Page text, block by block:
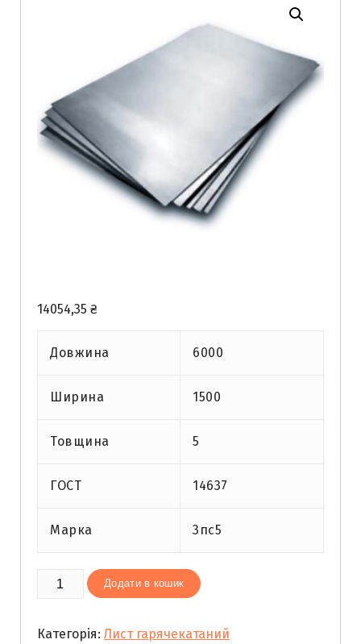
14054,35 ₴
Довжина 6000
Ширина 1500
Товщина 5
ГОСТ 14637
Марка 3пс5
Лист
гарячекатаний
(1,52х6,02)
Додати в кошик
Категорія: Лист гарячекатаний